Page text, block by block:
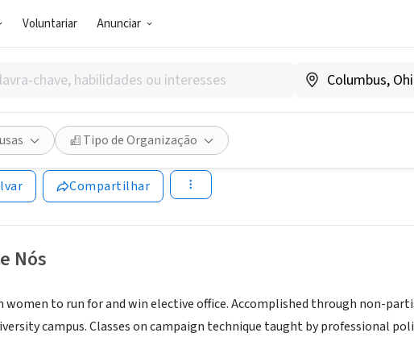
Voluntariar Anunciar
Tipo de Organização
Campaign School at Yale
CT www.wcsyale.org
Compartilhar
Nós
women to run for and win elective office. Accomplished through non-
campus. Classes on campaign technique taught by professional